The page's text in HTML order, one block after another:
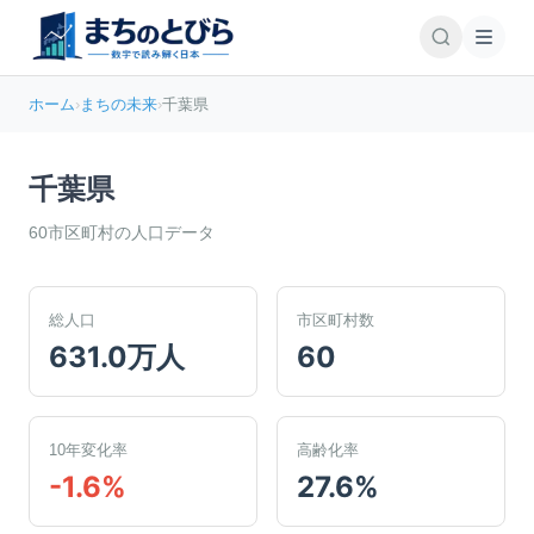
ホーム›まちの未来›千葉県
千葉県
60市区町村の人口データ
総人口
631.0万人
市区町村数
60
10年変化率
-1.6%
高齢化率
27.6%